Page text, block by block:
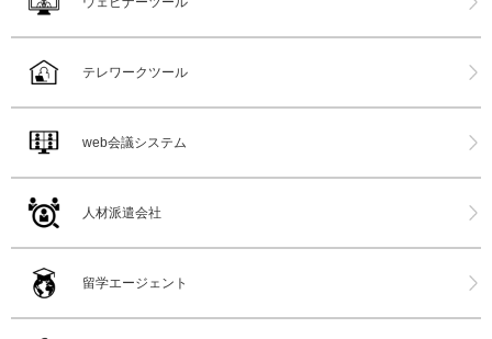
テレワークツール
web会議システム
人材派遣会社
留学エージェント